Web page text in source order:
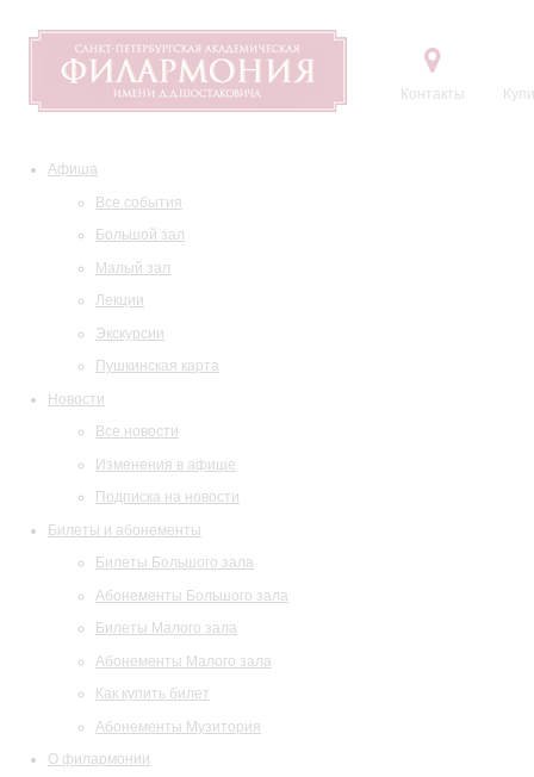
Контакты
Афиша
Все события
Большой зал
Малый зал
Лекции
Экскурсии
Пушкинская карта
Новости
Все новости
Изменения в афише
Подписка на новости
Билеты и абонементы
Билеты Большого зала
Абонементы Большого зала
Билеты Малого зала
Абонементы Малого зала
Как купить билет
Абонементы Музитория
О филармонии